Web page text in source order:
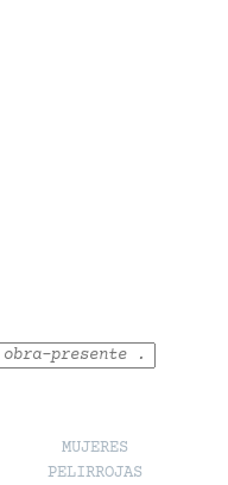
MUJERES
PELIRROJAS